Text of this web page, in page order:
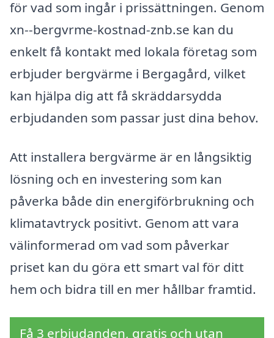
för vad som ingår i prissättningen. Genom
xn--bergvrme-kostnad-znb.se kan du
enkelt få kontakt med lokala företag som
erbjuder bergvärme i Bergagård, vilket
kan hjälpa dig att få skräddarsydda
erbjudanden som passar just dina behov.
Att installera bergvärme är en långsiktig
lösning och en investering som kan
påverka både din energiförbrukning och
klimatavtryck positivt. Genom att vara
välinformerad om vad som påverkar
priset kan du göra ett smart val för ditt
hem och bidra till en mer hållbar framtid.
Få 3 erbjudanden, gratis och utan